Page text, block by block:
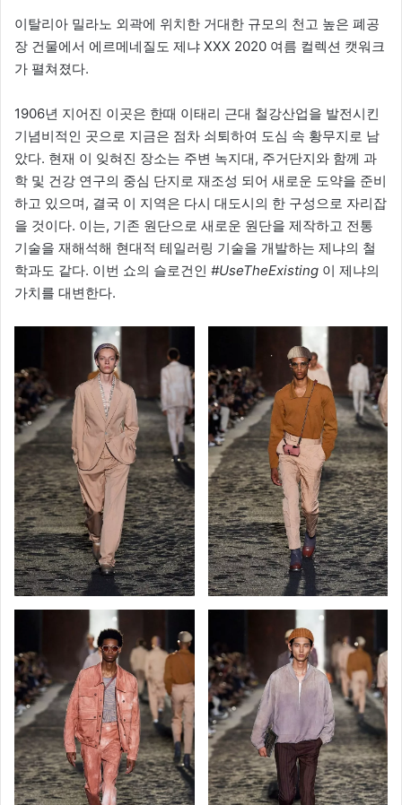
이탈리아 밀라노 외곽에 위치한 거대한 규모의 천고 높은 폐공
장 건물에서 에르메네질도 제냐 XXX 2020 여름 컬렉션 캣워크
가 펼쳐졌다.
1906년 지어진 이곳은 한때 이태리 근대 철강산업을 발전시킨
기념비적인 곳으로 지금은 점차 쇠퇴하여 도심 속 황무지로 남
았다. 현재 이 잊혀진 장소는 주변 녹지대, 주거단지와 함께 과
학 및 건강 연구의 중심 단지로 재조성 되어 새로운 도약을 준비
하고 있으며, 결국 이 지역은 다시 대도시의 한 구성으로 자리잡
을 것이다. 이는, 기존 원단으로 새로운 원단을 제작하고 전통
기술을 재해석해 현대적 테일러링 기술을 개발하는 제냐의 철
학과도 같다. 이번 쇼의 슬로건인 #UseTheExisting 이 제냐의
가치를 대변한다.